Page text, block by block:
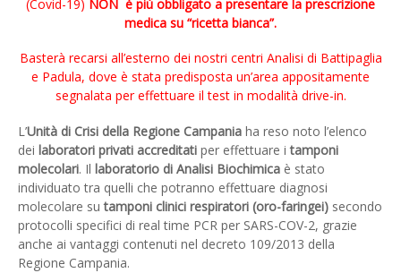
(Covid-19) NON è più obbligato a presentare la prescrizione
medica su “ricetta bianca”.
Basterà recarsi all’esterno dei nostri centri Analisi di Battipaglia
e Padula, dove è stata predisposta un’area appositamente
segnalata per effettuare il test in modalità drive-in.
L’Unità di Crisi della Regione Campania ha reso noto l’elenco
dei laboratori privati accreditati per effettuare itamponi
molecolari. Il laboratorio di Analisi Biochimica è stato
individuato tra quelli che potranno effettuare diagnosi
molecolare sutamponi clinici respiratori (oro-faringei) secondo
protocolli specifici di real time PCR per SARS-COV-2, grazie
anche ai vantaggi contenuti nel decreto 109/2013 della
Regione Campania.